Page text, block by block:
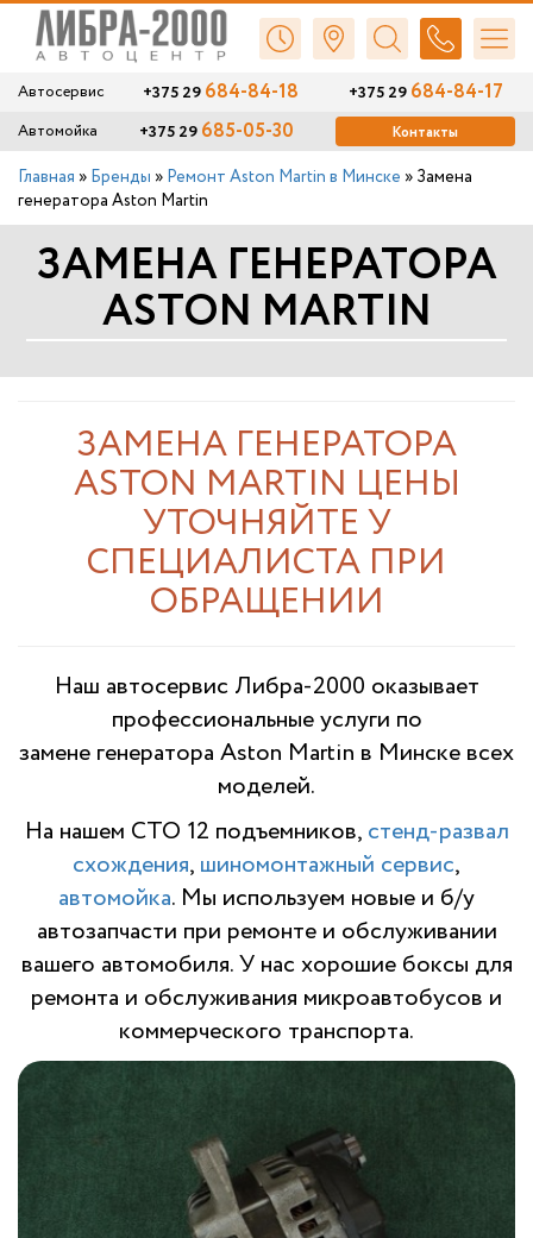
Автосервис +375 29684-84-18 +375 29684-84-17
Автомойка +375 29 685-05-30 Контакты
Главная » Бренды » Ремонт Aston Martin в Минске » Замена
генератора Aston Martin
ЗАМЕНА ГЕНЕРАТОРА
ASTON MARTIN
ЗАМЕНА ГЕНЕРАТОРА
ASTON MARTIN ЦЕНЫ
УТОЧНЯЙТЕ У
СПЕЦИАЛИСТА ПРИ
ОБРАЩЕНИИ
Наш автосервис Либра-2000 оказывает
профессиональные услуги по
замене генератора Aston Martin в Минске всех
моделей.
На нашем СТО 12 подъемников, стенд-развал
схождения, шиномонтажный сервис,
автомойка. Мы используем новые и б/у
автозапчасти при ремонте и обслуживании
вашего автомобиля. У нас хорошие боксы для
ремонта и обслуживания микроавтобусов и
коммерческого транспорта.